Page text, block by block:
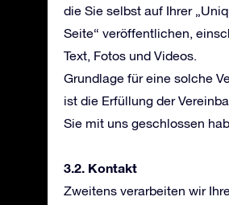
die Sie selbst auf Ihrer
Seite“ veröffentlichen,
Text, Fotos und Videos.
Grundlage für eine solche
ist die Erfüllung der
Sie mit uns geschlossen
3.2. Kontakt
Zweitens verarbeiten wir